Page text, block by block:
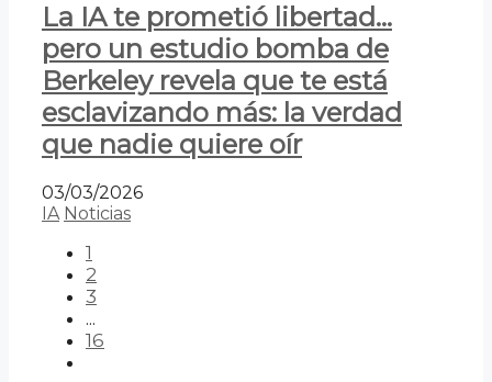
La IA te prometió libertad…
pero un estudio bomba de
Berkeley revela que te está
esclavizando más: la verdad
que nadie quiere oír
03/03/2026
IA Noticias
1
2
3
...
16